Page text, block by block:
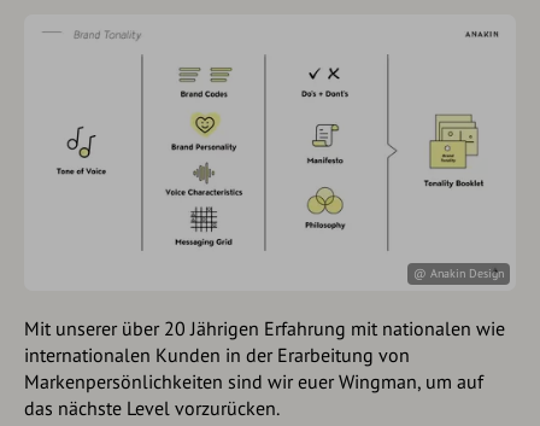
@ Anakin Design
Mit unserer über 20 Jährigen Erfahrung mit nationalen wie
internationalen Kunden in der Erarbeitung von
Markenpersönlichkeiten sind wir euer Wingman, um auf
das nächste Level vorzurücken.